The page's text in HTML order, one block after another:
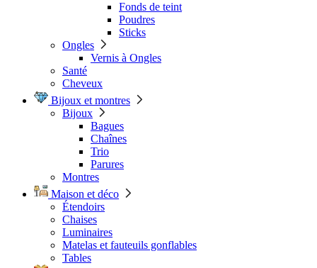
Fonds de teint
Poudres
Sticks
Ongles
Vernis à Ongles
Santé
Cheveux
Bijoux et montres
Bijoux
Bagues
Chaînes
Trio
Parures
Montres
Maison et déco
Étendoirs
Chaises
Luminaires
Matelas et fauteuils gonflables
Tables